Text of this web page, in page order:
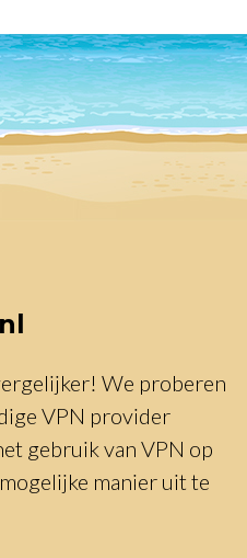
We proberen
VPN provider
gebruik van VPN op
manier uit te